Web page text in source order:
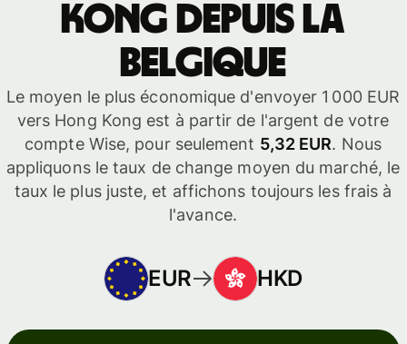
Kong depuis la
Belgique
Le moyen le plus économique d'envoyer 1 000 EUR
vers Hong Kong est à partir de l'argent de votre
compte Wise, pour seulement 5,32 EUR. Nous
appliquons le taux de change moyen du marché, le
taux le plus juste, et affichons toujours les frais à
l'avance.
EUR HKD